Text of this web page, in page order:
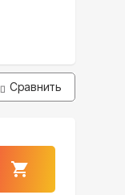
Сравнить